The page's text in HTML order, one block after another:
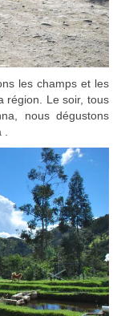
les champs et les
région. Le soir, tous
nous dégustons